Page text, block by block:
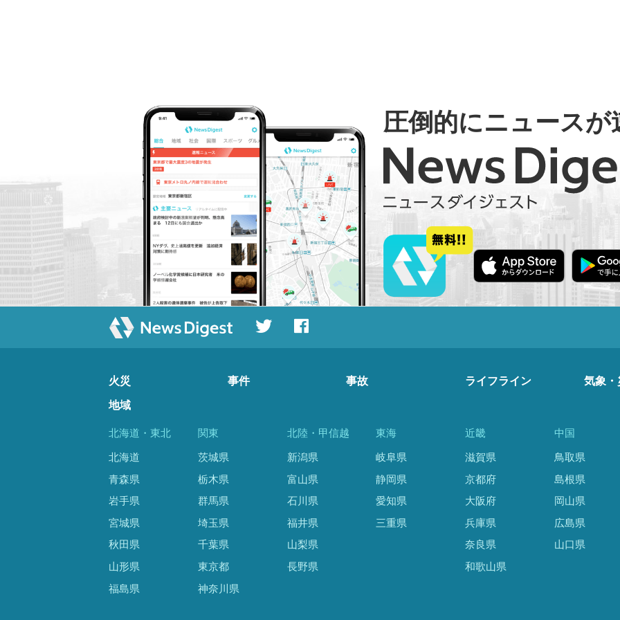
圧倒的にニュースが
火災 事件 事故 ライフライン 気象・
地域
北海道・東北
北海道
青森県
岩手県
宮城県
秋田県
山形県
福島県
関東
茨城県
栃木県
群馬県
埼玉県
千葉県
東京都
神奈川県
北陸・甲信越
新潟県
富山県
石川県
福井県
山梨県
長野県
東海
岐阜県
静岡県
愛知県
三重県
近畿
滋賀県
京都府
大阪府
兵庫県
奈良県
和歌山県
中国
鳥取県
島根県
岡山県
広島県
山口県